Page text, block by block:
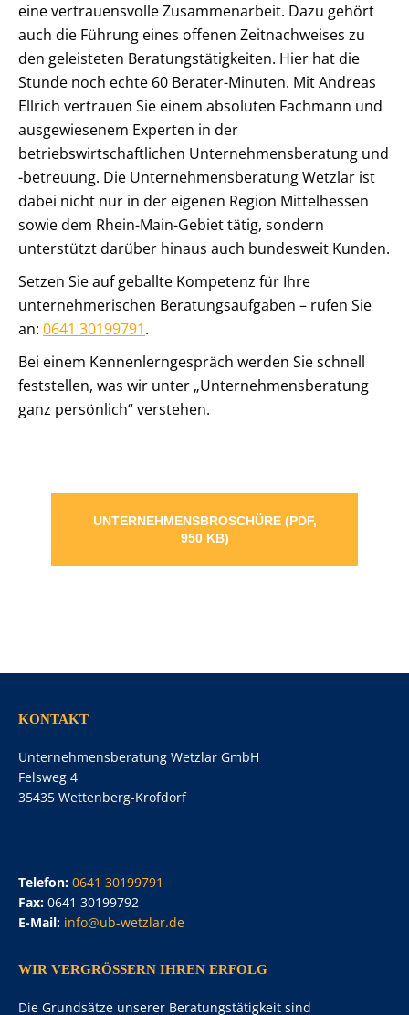
eine vertrauensvolle Zusammenarbeit. Dazu gehört
auch die Führung eines offenen Zeitnachweises zu
den geleisteten Beratungstätigkeiten. Hier hat die
Stunde noch echte 60 Berater-Minuten. Mit Andreas
Ellrich vertrauen Sie einem absoluten Fachmann und
ausgewiesenem Experten in der
betriebswirtschaftlichen Unternehmensberatung und
-betreuung. Die Unternehmensberatung Wetzlar ist
dabei nicht nur in der eigenen Region Mittelhessen
sowie dem Rhein-Main-Gebiet tätig, sondern
unterstützt darüber hinaus auch bundesweit Kunden.
Setzen Sie auf geballte Kompetenz für Ihre
unternehmerischen Beratungsaufgaben – rufen Sie
an: 0641 30199791.
Bei einem Kennenlerngespräch werden Sie schnell
feststellen, was wir unter „Unternehmensberatung
ganz persönlich“ verstehen.
UNTERNEHMENSBROSCHÜRE (PDF,
950 KB)
KONTAKT
Unternehmensberatung Wetzlar GmbH
Felsweg 4
35435 Wettenberg-Krofdorf
Telefon: 0641 30199791
Fax: 0641 30199792
E-Mail: info@ub-wetzlar.de
WIR VERGRÖSSERN IHREN ERFOLG
Die Grundsätze unserer Beratungstätigkeit sind